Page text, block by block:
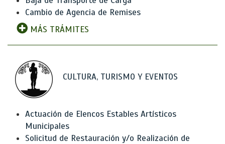
Cambio de Agencia de Remises
MÁS TRÁMITES
CULTURA, TURISMO Y EVENTOS
Actuación de Elencos Estables Artísticos
Municipales
Solicitud de Restauración y/o Realización de